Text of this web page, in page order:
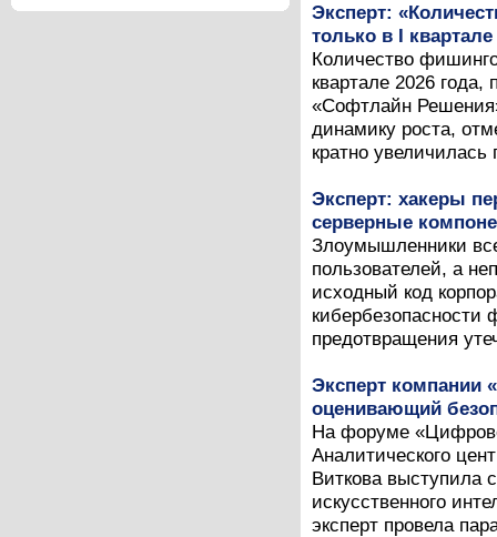
Эксперт:
только в I квартале
Количество
квартале 2026
«Софтлайн
динамику роста,
кратно
Эксперт: хакеры
серверные
Злоумышленники
пользователей, а
исходный код
кибербезопасности
предотвращения
Эксперт компании
оценивающий
На форуме
Аналитического
Виткова выступила
искусственного
эксперт провела